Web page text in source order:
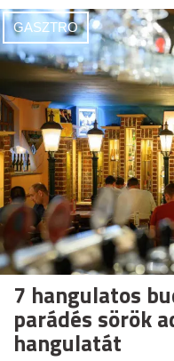
GASZTRO
7 hangulatos
parádés sörök
hangulatát